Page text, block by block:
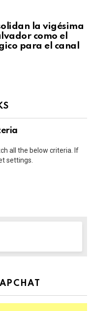
la vigésima
como el
para el canal
all the below criteria. If
settings.